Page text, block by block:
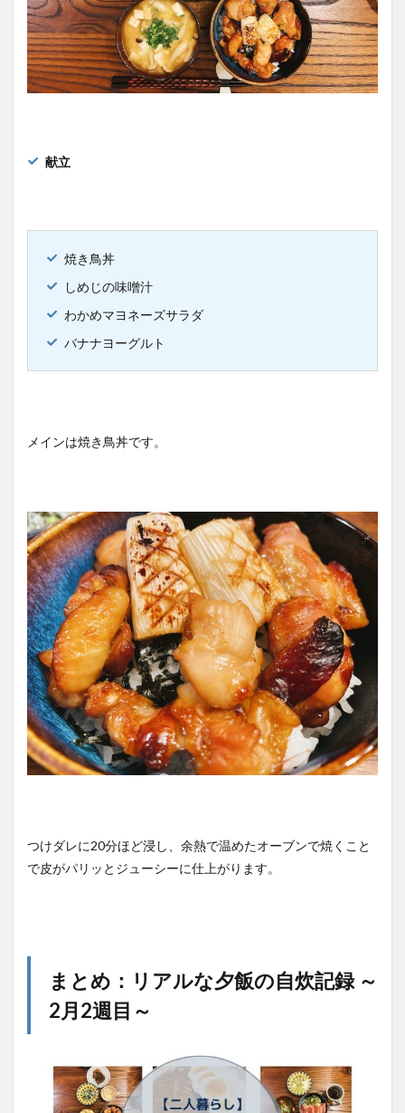
献立
焼き鳥丼
しめじの味噌汁
わかめマヨネーズサラダ
バナナヨーグルト
メインは焼き鳥丼です。
つけダレに20分ほど浸し、余熱で温めたオーブンで焼くこと
で皮がパリッとジューシーに仕上がります。
まとめ：リアルな夕飯の自炊記録 ～
2月2週目～